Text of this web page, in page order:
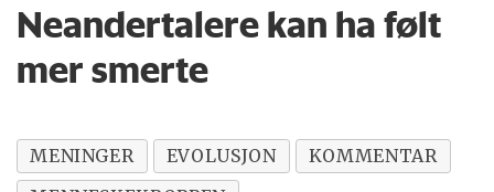
Neandertalere kan ha følt
mer smerte
MENINGER EVOLUSJON
KOMMENTAR